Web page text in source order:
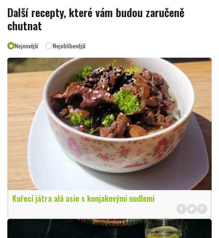
Další recepty, které vám budou zaručeně
chutnat
Nejnovější Nejoblíbenější
Kuřecí játra alá asie s konjakovými nudlemi